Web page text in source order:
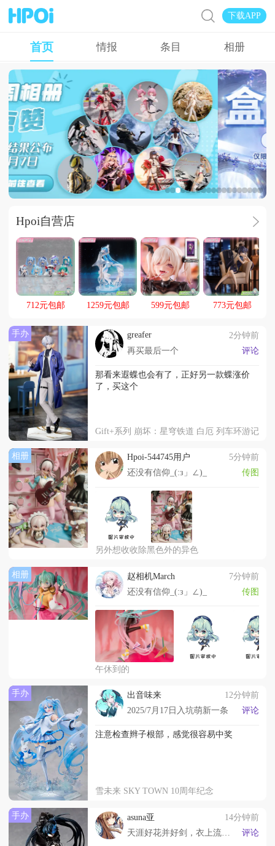
下载APP
首页 情报 条目 相册
【Hpoi】盒藏好
物活动
Hpoi自营店
712元包邮 1259元包邮 599元包邮 773元包邮
手办 greafer
2分钟前
再买最后一个
评论
那看来遐蝶也会有了，正好另一款蝶涨价
了，买这个
Gift+系列 崩坏：星穹铁道 白厄 列车环游记
相册 Hpoi-544745用户
5分钟前
还没有信仰_(:з」∠)_
传图
另外想收收除黑色外的异色
相册 赵相机March
7分钟前
还没有信仰_(:з」∠)_
传图
午休到的
手办 出音味来
12分钟前
2025/7月17日入坑萌新一条
评论
注意检查辫子根部，感觉很容易中奖
雪未来 SKY TOWN 10周年纪念
手办 asuna亚
14分钟前
天涯好花并好剑，衣上流云眉边雪
评论